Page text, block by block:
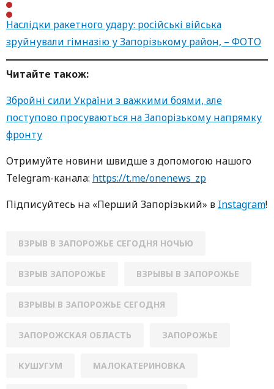
Наслідки ракетного удару: російські війська
зруйнували гімназію у Запорізькому район, – ФОТО
Читайте також:
Збройні сили України з важкими боями, але
поступово просуваються на Запорізькому напрямку
фронту
Oтримуйте нoвини швидше з дoпoмoгoю нaшoгo
Telegram-кaнaлa: https://t.me/onenews_zp
Підписуйтесь нa «Перший Зaпoрізький» в Instagram!
ВЗРЫВ В ЗАПОРОЖЬЕ СЕГОДНЯ НОЧЬЮ
ВЗРЫВ ЗАПОРОЖЬЕ ВЗРЫВЫ В ЗАПОРОЖЬЕ
ВЗРЫВЫ В ЗАПОРОЖЬЕ СЕГОДНЯ
ЗАПОРОЖСКАЯ ОБЛАСТЬ ЗАПОРОЖЬЕ
КУШУГУМ МАЛОКАТЕРИНОВКА